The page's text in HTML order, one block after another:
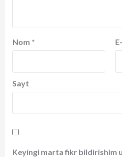
Nom *
Sayt
Keyingi marta fikr bildirishim